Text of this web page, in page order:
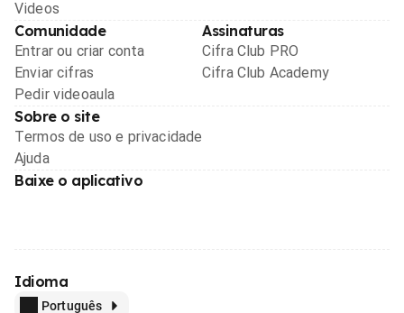
Videos
Comunidade
Entrar ou criar conta
Enviar cifras
Pedir videoaula
Assinaturas
Cifra Club PRO
Cifra Club Academy
Sobre o site
Termos de uso e privacidade
Ajuda
Baixe o aplicativo
Idioma
Português